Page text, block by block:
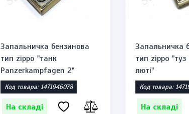
Запальничка бензинова
тип zippo "танк
Panzerkampfagen 2"
Код товара: 1471946078
На складі
Запальничка
тип zippo "туз
люті"
Код товара:
На складі